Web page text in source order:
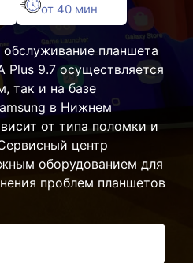
от 40 мин
планшета
Plus 9.7 осуществляется
так и на базе
в Нижнем
от типа поломки и
центр
оборудованием для
проблем планшетов